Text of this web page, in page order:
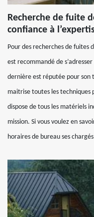
Recherche de fuite
confiance à
Pour des recherches de fuites
est recommandé de
dernière est réputée pour son
maitrise toutes les
dispose de tous les matériels
mission. Si vous voulez en
horaires de bureau ses